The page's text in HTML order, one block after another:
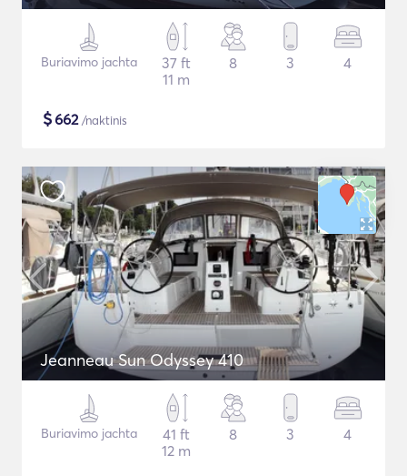
Buriavimo jachta
37 ft
11 m
8 3 4
$662/naktinis
Jeanneau Sun Odyssey 410
Buriavimo jachta
41 ft
12 m
8 3 4